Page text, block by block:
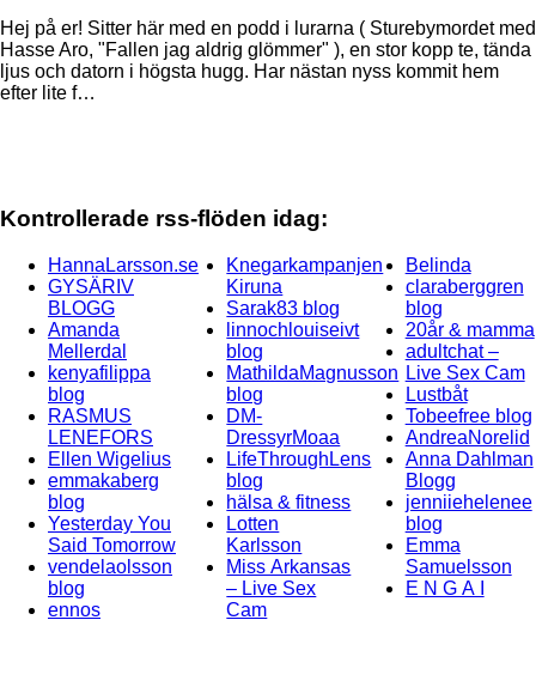
Hej på er! Sitter här med en podd i lurarna ( Sturebymordet med
Hasse Aro, "Fallen jag aldrig glömmer" ), en stor kopp te, tända
ljus och datorn i högsta hugg. Har nästan nyss kommit hem
efter lite f…
Kontrollerade rss-flöden idag:
HannaLarsson.se
GYSÄRIV
BLOGG
Amanda
Mellerdal
kenyafilippa
blog
RASMUS
LENEFORS
Ellen Wigelius
emmakaberg
blog
Yesterday You
Said Tomorrow
vendelaolsson
blog
ennos
Knegarkampanjen
Kiruna
Sarak83 blog
linnochlouiseivt
blog
MathildaMagnusson
blog
DM-
DressyrMoaa
LifeThroughLens
blog
hälsa & fitness
Lotten
Karlsson
Miss Arkansas
– Live Sex
Cam
Belinda
claraberggren
blog
20år & mamma
adultchat –
Live Sex Cam
Lustbåt
Tobeefree blog
AndreaNorelid
Anna Dahlman
Blogg
jenniiehelenee
blog
Emma
Samuelsson
E N G A I